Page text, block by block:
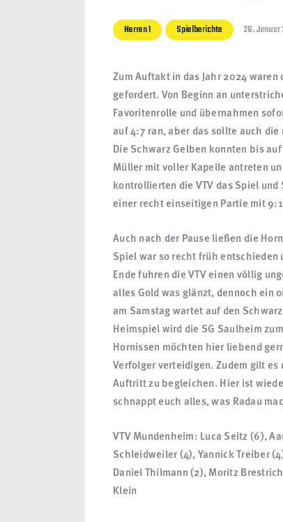
Herren 1 Spielberichte 26.
Zum Auftakt in das Jahr 2024
gefordert. Von Beginn an
Favoritenrolle und übernahmen
auf 4:7 ran, aber das sollte auch
Die Schwarz Gelben konnten bis
Müller mit voller Kapelle antreten
kontrollierten die VTV das Spiel
einer recht einseitigen Partie mit
Auch nach der Pause ließen die
Spiel war so recht früh entschieden
Ende fuhren die VTV einen völlig
alles Gold was glänzt, dennoch ein
am Samstag wartet auf den
Heimspiel wird die SG Saulheim
Hornissen möchten hier liebend
Verfolger verteidigen. Zudem gilt es
Auftritt zu begleichen. Hier ist
schnappt euch alles, was Radau
VTV Mundenheim: Luca Seitz (6),
Schleidweiler (4), Yannick Treiber
Daniel Thilmann (2), Moritz
Klein